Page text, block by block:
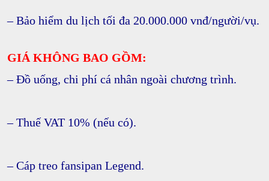
– Bảo hiểm du lịch tối đa 20.000.000 vnđ/người/vụ.
GIÁ KHÔNG BAO GỒM:
– Đồ uống, chi phí cá nhân ngoài chương trình.
– Thuế VAT 10% (nếu có).
– Cáp treo fansipan Legend.